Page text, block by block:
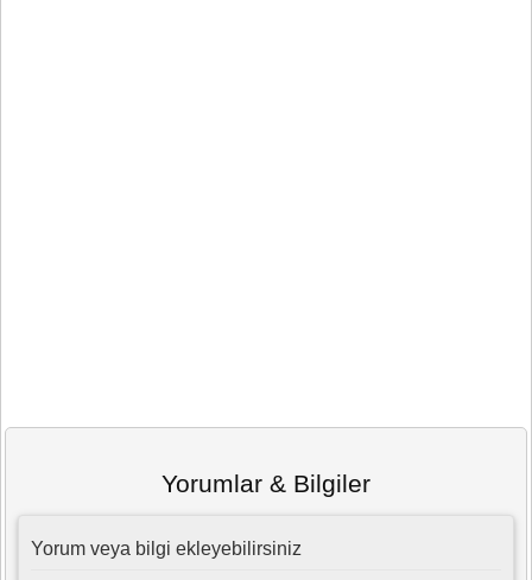
Yorumlar & Bilgiler
Yorum veya bilgi ekleyebilirsiniz